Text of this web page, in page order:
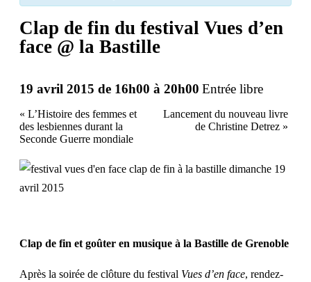
Clap de fin du festival Vues d’en
face @ la Bastille
19 avril 2015 de 16h00 à 20h00 Entrée libre
« L’Histoire des femmes et
des lesbiennes durant la
Seconde Guerre mondiale
Lancement du nouveau livre
de Christine Detrez »
Clap de fin et goûter en musique à la Bastille de Grenoble
Après la soirée de clôture du festival Vues d’en face, rendez-